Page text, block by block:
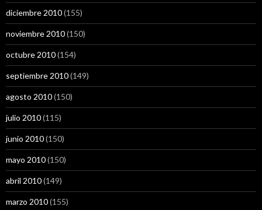
diciembre 2010(155)
noviembre 2010(150)
octubre 2010(154)
septiembre 2010(149)
agosto 2010(150)
julio 2010(115)
junio 2010(150)
mayo 2010(150)
abril 2010(149)
marzo 2010(155)